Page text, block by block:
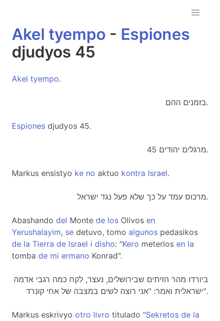
Akel tyempo - Espiones
djudyos 45
Akel tyempo.
בזמנים ההם.
Espiones djudyos 45.
מרגלים יהודים 45.
Markus ensistyo ke no aktuo kontra Israel.
מרכוס עמד על כך שלא פעל נגד ישראל.
Abashando del Monte de los Olivos en
Yerushalayim, se detuvo, tomo algunos pedasikos
de la Tierra de Israel i disho: "Kero meterlos en la
tomba de mi ermano Konrad".
ביורדו מהר הזיתים שבירושלים, נעצר, לקח כמה רגבי אדמה
ישראלית ואמר: "אני רוצה לשים במצבה של אחי קונרד".
Markus eskrivyo otro livro titulado "Sekretos de la